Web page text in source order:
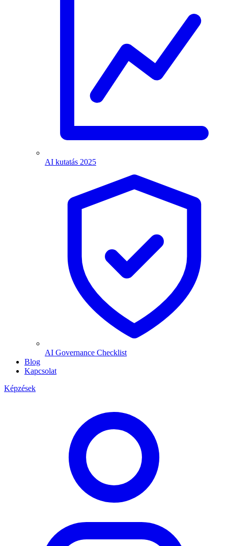
AI kutatás 2025
AI Governance Checklist
Blog
Kapcsolat
Képzések